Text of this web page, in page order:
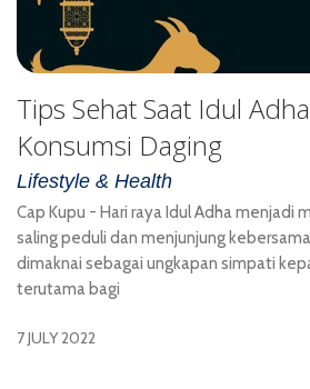
Tips Sehat Saat Idul
Konsumsi Daging
Lifestyle & Health
Cap Kupu - Hari raya Idul Adha menjadi
saling peduli dan menjunjung
dimaknai sebagai ungkapan simpati
terutama bagi
7 JULY 2022